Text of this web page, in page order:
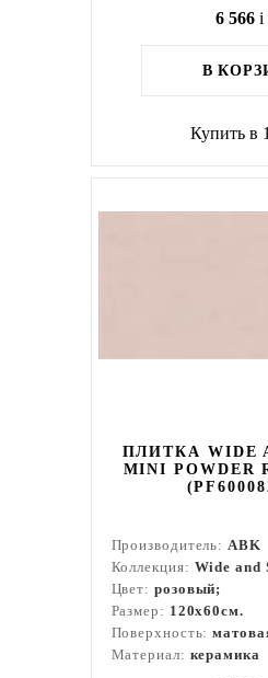
6 566 i
В
Купить в
ПЛИТКА WIDE
MINI POWDER
Производитель:ABK
Коллекция: Wide and
Цвет: розовый;
Размер: 120x60см.
Поверхность:
Материал: керамика